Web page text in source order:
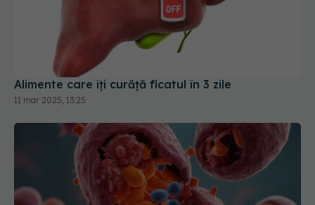
Alimente care îți curăță ficatul în 3 zile
11 mar 2025, 13:25